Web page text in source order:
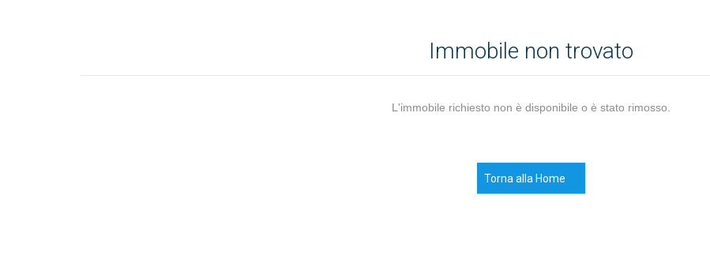
Immobile non trovato
L'immobile richiesto non è disponibile o è stato rimosso.
Torna alla Home